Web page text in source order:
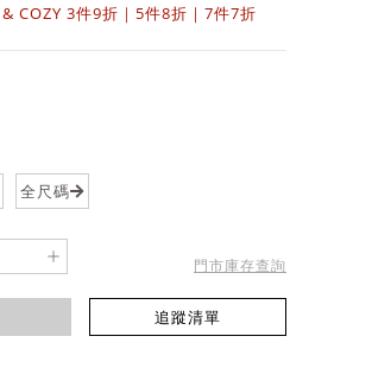
COZY 3件9折｜5件8折｜7件7折
全尺碼
+ 門市庫存查詢
追蹤清單